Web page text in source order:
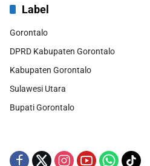
Label
Gorontalo
DPRD Kabupaten Gorontalo
Kabupaten Gorontalo
Sulawesi Utara
Bupati Gorontalo